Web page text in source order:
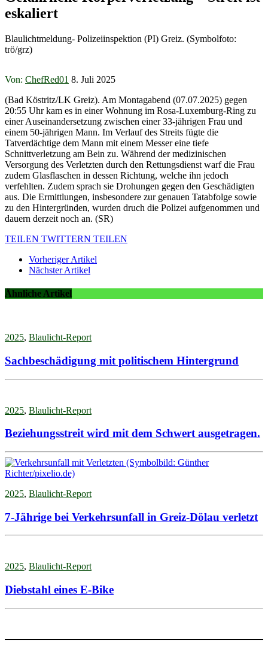
eskaliert
Blaulichtmeldung- Polizeiinspektion (PI) Greiz. (Symbolfoto:
trö/grz)
Von: ChefRed01 8. Juli 2025
(Bad Köstritz/LK Greiz). Am Montagabend (07.07.2025) gegen
20:55 Uhr kam es in einer Wohnung im Rosa-Luxemburg-Ring zu
einer Auseinandersetzung zwischen einer 33-jährigen Frau und
einem 50-jährigen Mann. Im Verlauf des Streits fügte die
Tatverdächtige dem Mann mit einem Messer eine tiefe
Schnittverletzung am Bein zu. Während der medizinischen
Versorgung des Verletzten durch den Rettungsdienst warf die Frau
zudem Glasflaschen in dessen Richtung, welche ihn jedoch
verfehlten. Zudem sprach sie Drohungen gegen den Geschädigten
aus. Die Ermittlungen, insbesondere zur genauen Tatabfolge sowie
zu den Hintergründen, wurden druch die Polizei aufgenommen und
dauern derzeit noch an. (SR)
TEILEN TWITTERN TEILEN
Vorheriger Artikel
Nächster Artikel
Ähnliche Artikel
2025, Blaulicht-Report
Sachbeschädigung mit politischem Hintergrund
2025, Blaulicht-Report
Beziehungsstreit wird mit dem Schwert ausgetragen.
2025, Blaulicht-Report
7-Jährige bei Verkehrsunfall in Greiz-Dölau verletzt
2025, Blaulicht-Report
Diebstahl eines E-Bike